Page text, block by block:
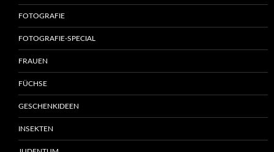
FOTOGRAFIE
FOTOGRAFIE-SPECIAL
FRAUEN
FÜCHSE
GESCHENKIDEEN
INSEKTEN